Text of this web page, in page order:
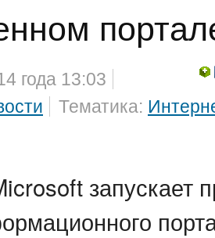
года 13:03
Тематика:
запускает